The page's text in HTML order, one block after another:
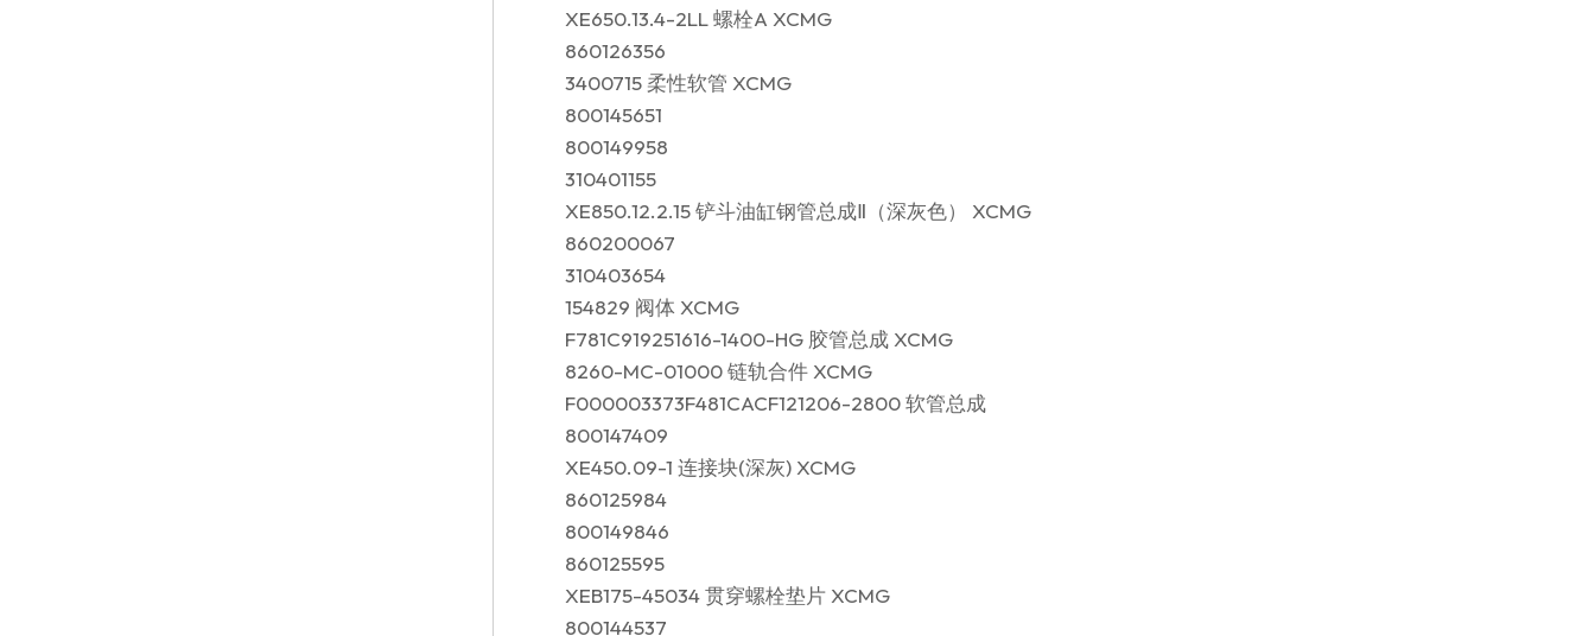
XE650.13.4-2LL 螺栓A XCMG
860126356
3400715 柔性软管 XCMG
800145651
800149958
310401155
XE850.12.2.15 铲斗油缸钢管总成Ⅱ（深灰色） XCMG
860200067
310403654
154829 阀体 XCMG
F781C919251616-1400-HG 胶管总成 XCMG
8260-MC-01000 链轨合件 XCMG
F000003373F481CACF121206-2800 软管总成
800147409
XE450.09-1 连接块(深灰) XCMG
860125984
800149846
860125595
XEB175-45034 贯穿螺栓垫片 XCMG
800144537